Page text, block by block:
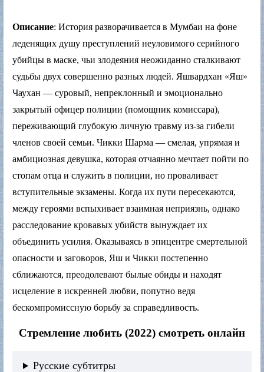
Описание: История разворачивается в Мумбаи на фоне
леденящих душу преступлений неуловимого серийного
убийцы в маске, чьи злодеяния неожиданно сталкивают
судьбы двух совершенно разных людей. Яшвардхан «Яш»
Чаухан — суровый, непреклонный и эмоционально
закрытый офицер полиции (помощник комиссара),
переживающий глубокую личную травму из-за гибели
членов своей семьи. Чикки Шарма — смелая, упрямая и
амбициозная девушка, которая отчаянно мечтает пойти по
стопам отца и служить в полиции, но проваливает
вступительные экзамены. Когда их пути пересекаются,
между героями вспыхивает взаимная неприязнь, однако
расследование кровавых убийств вынуждает их
объединить усилия. Оказываясь в эпицентре смертельной
опасности и заговоров, Яш и Чикки постепенно
сближаются, преодолевают былые обиды и находят
исцеление в искренней любви, попутно ведя
бескомпромиссную борьбу за справедливость.
Стремление любить (2022) смотреть онлайн
Русские субтитры